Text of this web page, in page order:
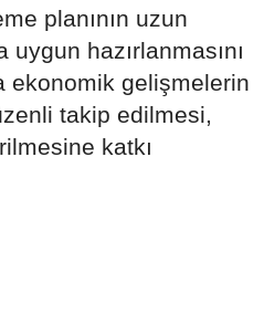
planının uzun
hazırlanmasını
ekonomik gelişmelerin
takip edilmesi,
katkı